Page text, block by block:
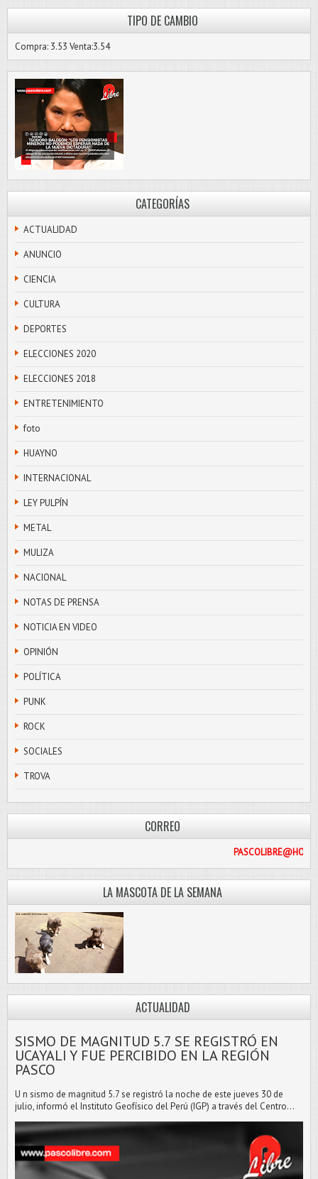
TIPO DE CAMBIO
Compra: 3.53 Venta:3.54
CATEGORÍAS
ACTUALIDAD
ANUNCIO
CIENCIA
CULTURA
DEPORTES
ELECCIONES 2020
ELECCIONES 2018
ENTRETENIMIENTO
foto
HUAYNO
INTERNACIONAL
LEY PULPÍN
METAL
MULIZA
NACIONAL
NOTAS DE PRENSA
NOTICIA EN VIDEO
OPINIÓN
POLÍTICA
PUNK
ROCK
SOCIALES
TROVA
CORREO
LA MASCOTA DE LA SEMANA
ACTUALIDAD
SISMO DE MAGNITUD 5.7 SE REGISTRÓ EN
UCAYALI Y FUE PERCIBIDO EN LA REGIÓN
PASCO
U n sismo de magnitud 5.7 se registró la noche de este jueves 30 de
julio, informó el Instituto Geofísico del Perú (IGP) a través del Centro...